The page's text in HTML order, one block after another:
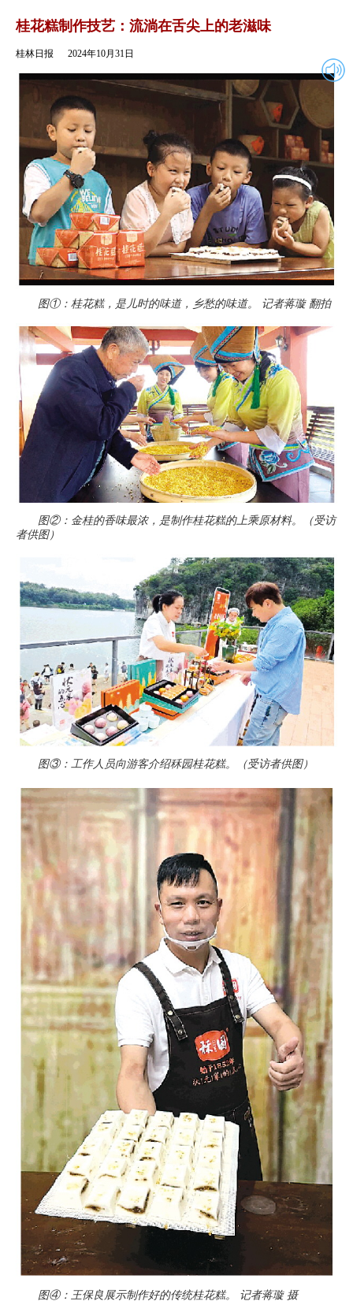
返回 2024年10月31日
桂花糕制作技艺：流淌在舌尖上的老滋味
桂林日报 2024年10月31日
图①：桂花糕，是儿时的味道，乡愁的味道。 记者蒋璇 翻拍
图②：金桂的香味最浓，是制作桂花糕的上乘原材料。（受访
者供图）
图③：工作人员向游客介绍秝园桂花糕。（受访者供图）
图④：王保良展示制作好的传统桂花糕。 记者蒋璇 摄